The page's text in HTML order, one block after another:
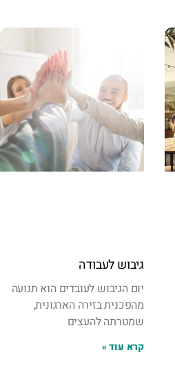
גיבוש לעבודה
יום הגיבוש לעובדים הוא תנועה
מהפכנית בזירה הארגונית,
שמטרתה להעצים
קרא עוד »